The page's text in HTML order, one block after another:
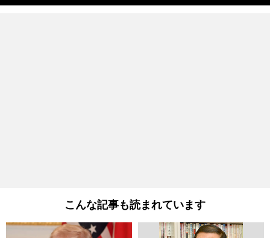
こんな記事も読まれています